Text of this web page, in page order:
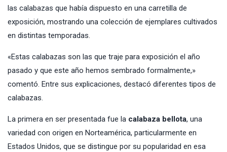
las calabazas que había dispuesto en una carretilla de
exposición, mostrando una colección de ejemplares cultivados
en distintas temporadas.
«Estas calabazas son las que traje para exposición el año
pasado y que este año hemos sembrado formalmente,»
comentó. Entre sus explicaciones, destacó diferentes tipos de
calabazas.
La primera en ser presentada fue la calabaza bellota, una
variedad con origen en Norteamérica, particularmente en
Estados Unidos, que se distingue por su popularidad en esa